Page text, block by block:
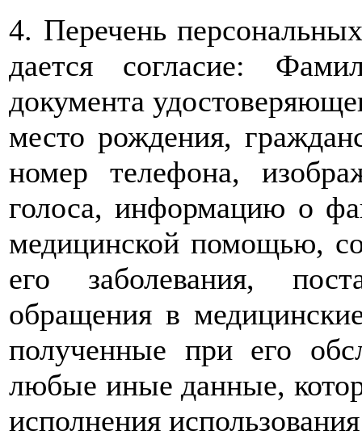
4. Перечень
дается согласие:
документа
место рождения,
номер телефона,
голоса, информацию о
медицинской помощью,
его заболевания,
обращения в
полученные при его
любые иные данные,
исполнения